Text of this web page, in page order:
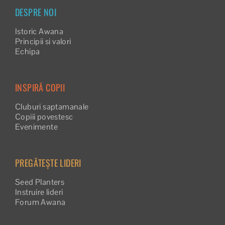
DESPRE NOI
Istoric Awana
Principii si valori
Echipa
INSPIRĂ COPII
Cluburi saptamanale
Copiii povestesc
Evenimente
PREGĂTEȘTE LIDERI
Seed Planters
Instruire lideri
Forum Awana